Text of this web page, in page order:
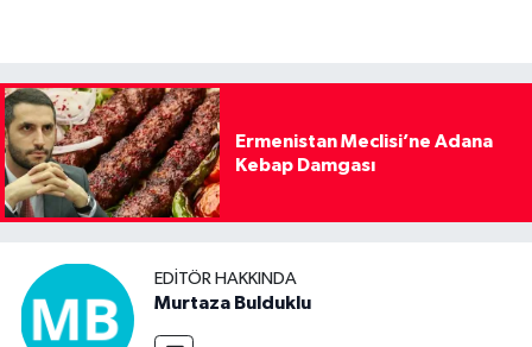
Ermenistan Meclisi’ne Adana
Kebap Damgası
EDITÖR HAKKINDA
Murtaza Bulduklu